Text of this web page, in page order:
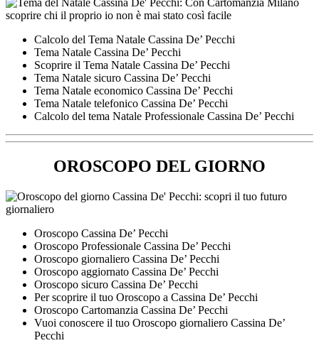
Calcolo del Tema Natale Cassina De’ Pecchi
Tema Natale Cassina De’ Pecchi
Scoprire il Tema Natale Cassina De’ Pecchi
Tema Natale sicuro Cassina De’ Pecchi
Tema Natale economico Cassina De’ Pecchi
Tema Natale telefonico Cassina De’ Pecchi
Calcolo del tema Natale Professionale Cassina De’ Pecchi
OROSCOPO DEL GIORNO
Oroscopo Cassina De’ Pecchi
Oroscopo Professionale Cassina De’ Pecchi
Oroscopo giornaliero Cassina De’ Pecchi
Oroscopo aggiornato Cassina De’ Pecchi
Oroscopo sicuro Cassina De’ Pecchi
Per scoprire il tuo Oroscopo a Cassina De’ Pecchi
Oroscopo Cartomanzia Cassina De’ Pecchi
Vuoi conoscere il tuo Oroscopo giornaliero Cassina De’
Pecchi